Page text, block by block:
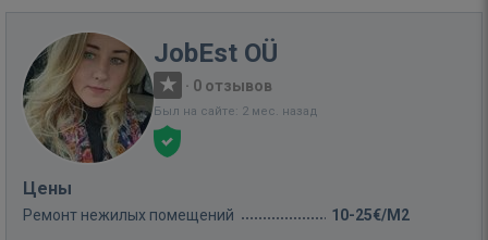
JobEst OÜ
· 0 отзывов
Был на сайте: 2 мес. назад
Цены
Ремонт нежилых помещений 10-25€/M2